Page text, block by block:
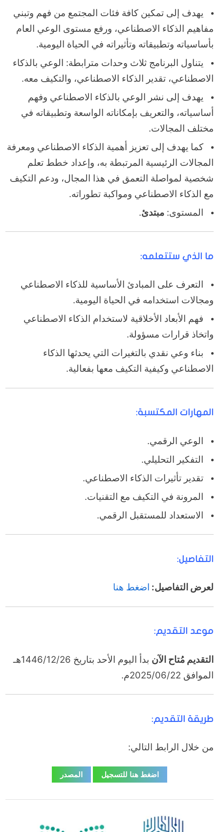
يهدف إلى تمكين كافة فئات المجتمع من فهم وتبني
مفاهيم الذكاء الاصطناعي، ورفع مستوى الوعي العام
بأساسياته وتطبيقاته وتأثيراته في الحياة اليومية.
يتناول البرنامج ثلاث وحدات مترابطة: الوعي بالذكاء
الاصطناعي، تقدير الذكاء الاصطناعي، والتكيف معه.
يهدف إلى نشر الوعي بالذكاء الاصطناعي وفهم
أساسياته، والتعريف بإمكاناته الواسعة وتطبيقاته في
مختلف المجالات.
كما يهدف إلى تعزيز أهمية الذكاء الاصطناعي ومعرفة
المجالات الرئيسية المرتبطة به، وإعداد خطط تعلم
شخصية لمواصلة التعمق في هذا المجال، ودعم التكيف
مع الذكاء الاصطناعي ومواكبة تطوراته.
المستوى: مبتدئ.
ما الذي ستتعلمه:
التعرف على المبادئ الأساسية للذكاء الاصطناعي
ومجالات استخدامه في الحياة اليومية.
فهم الأبعاد الأخلاقية لاستخدام الذكاء الاصطناعي
واتخاذ قرارات مسؤولة.
بناء وعي نقدي بالتغيرات التي يحدثها الذكاء
الاصطناعي وكيفية التكيف معها بفعالية.
المهارات المكتسبة:
الوعي الرقمي.
التفكير التحليلي.
تقدير تأثيرات الذكاء الاصطناعي.
المرونة في التكيف مع التقنيات.
الاستعداد للمستقبل الرقمي.
التفاصيل:
لعرض التفاصيل: اضغط هنا
موعد التقديم:
التقديم مُتاح الآن
بدأ اليوم الأحد بتاريخ 1446/12/26هـ
الموافق 2025/06/22م.
طريقة التقديم:
من خلال الرابط التالي:
اضغط هنا للتسجيل المصدر